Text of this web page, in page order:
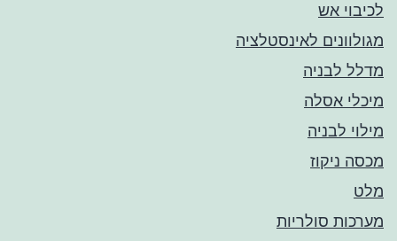
לכיבוי אש
מגולוונים לאינסטלציה
מדלל לבניה
מיכלי אסלה
מילוי לבניה
מכסה ניקוז
מלט
מערכות סולריות